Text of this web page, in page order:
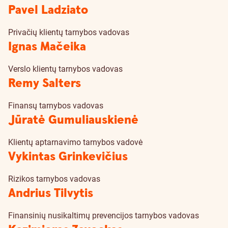
Pavel Ladziato
Privačių klientų tarnybos vadovas
Ignas Mačeika
Verslo klientų tarnybos vadovas
Remy Salters
Finansų tarnybos vadovas
Jūratė Gumuliauskienė
Klientų aptarnavimo tarnybos vadovė
Vykintas Grinkevičius
Rizikos tarnybos vadovas
Andrius Tilvytis
Finansinių nusikaltimų prevencijos tarnybos vadovas